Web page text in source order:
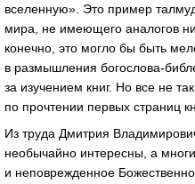
вселенную». Это пример
мира, не имеющего аналогов
конечно, это могло бы быть
в размышления богослова-
за изучением книг. Но все не
по прочтении первых страниц
Из труда Дмитрия
необычайно интересны, а
и неповрежденное